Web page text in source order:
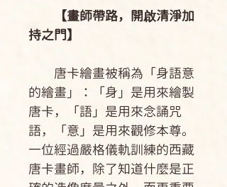
【畫師帶路，開啟清淨加
持之門】
唐卡繪畫被稱為「身語意
的繪畫」：「身」是用來繪製
唐卡，「語」是用來念誦咒
語，「意」是用來觀修本尊。
一位經過嚴格儀軌訓練的西藏
唐卡畫師，除了知道什麼是正